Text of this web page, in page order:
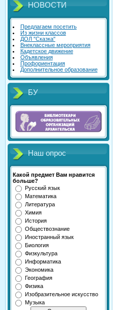
НОВОСТИ
Предлагаем посетить
Из жизни классов
ДОЛ "Сказка"
Внеклассные мероприятия
Кадетское движение
Объявления
Профориентация
Дополнительное образование
БУ
Наш опрос
Какой предмет Вам нравится
больше?
Русский язык
Математика
Литература
Химия
История
Обществознание
Иностранный язык
Биология
Физкультура
Информатика
Экономика
География
Физика
Изобразительное искусство
Музыка